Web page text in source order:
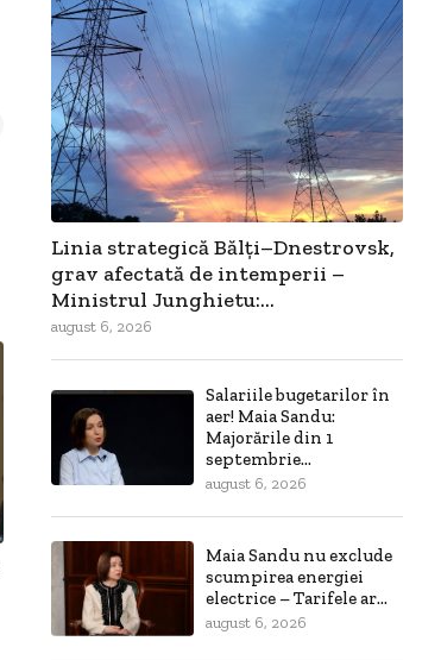
Linia strategică Bălți–Dnestrovsk,
grav afectată de intemperii –
Ministrul Junghietu:...
august 6, 2026
Salariile bugetarilor în
aer! Maia Sandu:
Majorările din 1
septembrie...
august 6, 2026
Maia Sandu nu exclude
scumpirea energiei
electrice – Tarifele ar...
august 6, 2026